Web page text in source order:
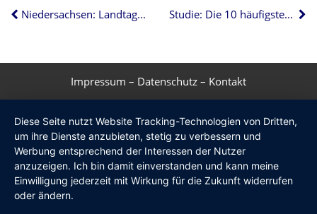
Niedersachsen: Landtag verabschiedet Wohnraumschutzgesetz
Studie: Die 10 häufigsten Mängel beim Mehrfamilienhausbau
Impressum – Datenschutz – Kontakt
Diese Seite nutzt Website Tracking-Technologien von Dritten,
um ihre Dienste anzubieten, stetig zu verbessern und
Werbung entsprechend der Interessen der Nutzer
anzuzeigen. Ich bin damit einverstanden und kann meine
Einwilligung jederzeit mit Wirkung für die Zukunft widerrufen
oder ändern.